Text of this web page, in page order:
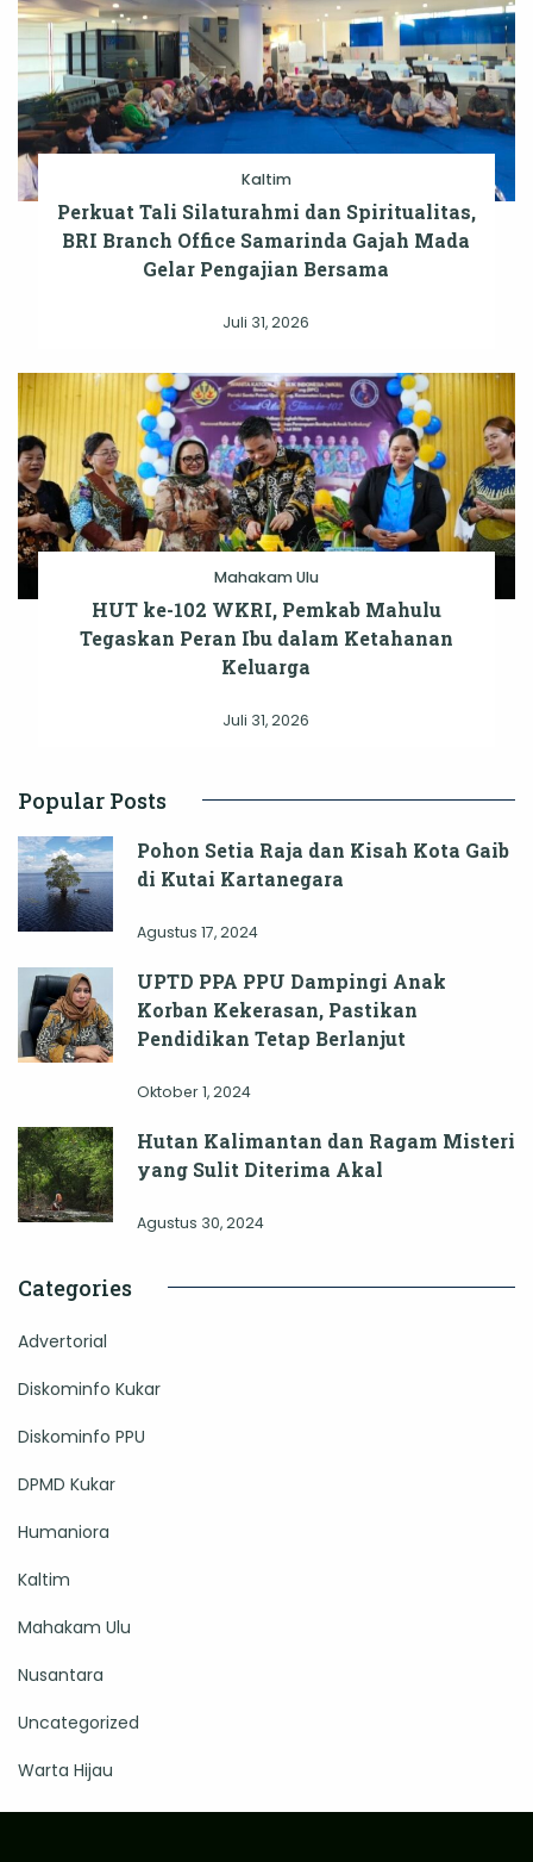
Kaltim
Perkuat Tali Silaturahmi dan Spiritualitas,
BRI Branch Office Samarinda Gajah Mada
Gelar Pengajian Bersama
Juli 31, 2026
Mahakam Ulu
HUT ke-102 WKRI, Pemkab Mahulu
Tegaskan Peran Ibu dalam Ketahanan
Keluarga
Juli 31, 2026
Popular Posts
Pohon Setia Raja dan Kisah Kota Gaib
di Kutai Kartanegara
Agustus 17, 2024
UPTD PPA PPU Dampingi Anak
Korban Kekerasan, Pastikan
Pendidikan Tetap Berlanjut
Oktober 1, 2024
Hutan Kalimantan dan Ragam Misteri
yang Sulit Diterima Akal
Agustus 30, 2024
Categories
Advertorial
Diskominfo Kukar
Diskominfo PPU
DPMD Kukar
Humaniora
Kaltim
Mahakam Ulu
Nusantara
Uncategorized
Warta Hijau